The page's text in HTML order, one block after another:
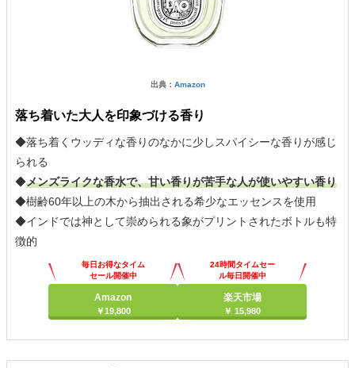
出典： Amazon
落ち着いた大人を印象づける香り
◆落ち着くウッディな香りのなかに少しスパイシーな香りが感じ
られる
◆メンズライクな香水で、甘い香りが苦手な人が使いやすい香り
◆樹齢60年以上の木から抽出される希少なエッセンスを使用
◆インドでは神として崇められる象がプリントされたボトルも特
徴的
毎日お得なタイム
セール開催中
Amazon
￥19,800
24時間タイムセー
ル毎日開催中
楽天市場
￥ 15,980